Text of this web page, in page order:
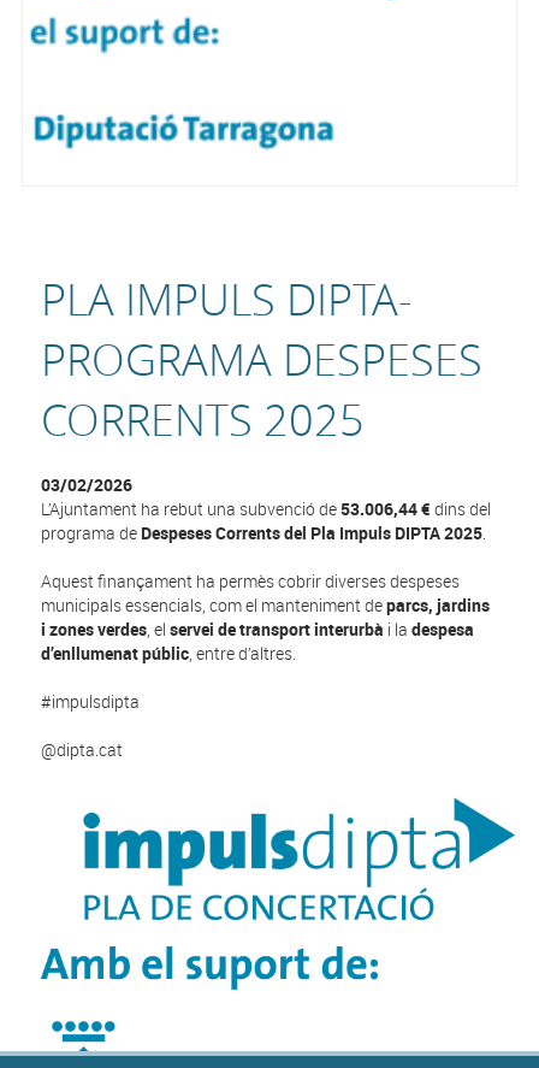
PLA IMPULS DIPTA-
PROGRAMA DESPESES
CORRENTS 2025
03/02/2026
L’Ajuntament ha rebut una subvenció de53.006,44 € dins del
programa de Despeses Corrents del Pla Impuls DIPTA 2025.
Aquest finançament ha permès cobrir diverses despeses
municipals essencials, com el manteniment deparcs, jardins
i zones verdes, elservei de transport interurbà i ladespesa
d’enllumenat públic, entre d’altres.
#impulsdipta
@dipta.cat